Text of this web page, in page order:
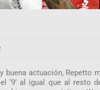
buena actuación, Repetto
‘9’ al igual que al resto